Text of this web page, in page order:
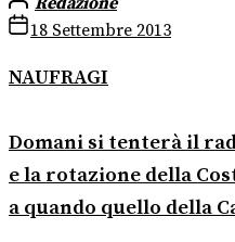
18 Settembre 2013
NAUFRAGI
Domani si tenterà il
e la rotazione della
a quando quello della